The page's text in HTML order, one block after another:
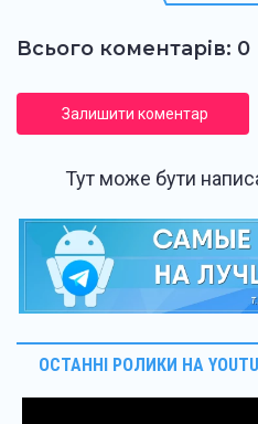
Всього коментарів: 0
Залишити коментар
Тут може бути
ОСТАННІ РОЛИКИ НА